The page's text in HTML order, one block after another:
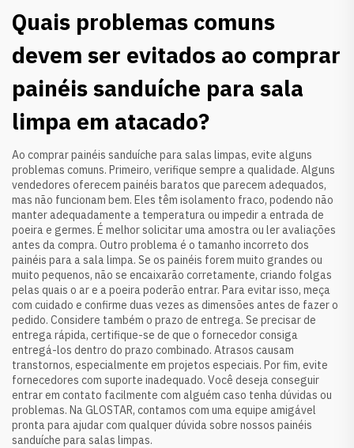
Quais problemas comuns
devem ser evitados ao comprar
painéis sanduíche para sala
limpa em atacado?
Ao comprar painéis sanduíche para salas limpas, evite alguns
problemas comuns. Primeiro, verifique sempre a qualidade. Alguns
vendedores oferecem painéis baratos que parecem adequados,
mas não funcionam bem. Eles têm isolamento fraco, podendo não
manter adequadamente a temperatura ou impedir a entrada de
poeira e germes. É melhor solicitar uma amostra ou ler avaliações
antes da compra. Outro problema é o tamanho incorreto dos
painéis para a sala limpa. Se os painéis forem muito grandes ou
muito pequenos, não se encaixarão corretamente, criando folgas
pelas quais o ar e a poeira poderão entrar. Para evitar isso, meça
com cuidado e confirme duas vezes as dimensões antes de fazer o
pedido. Considere também o prazo de entrega. Se precisar de
entrega rápida, certifique-se de que o fornecedor consiga
entregá-los dentro do prazo combinado. Atrasos causam
transtornos, especialmente em projetos especiais. Por fim, evite
fornecedores com suporte inadequado. Você deseja conseguir
entrar em contato facilmente com alguém caso tenha dúvidas ou
problemas. Na GLOSTAR, contamos com uma equipe amigável
pronta para ajudar com qualquer dúvida sobre nossos painéis
sanduíche para salas limpas.